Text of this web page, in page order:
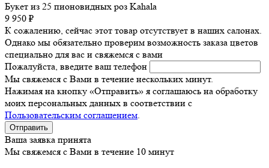
Букет из 25 пионовидных роз Kahala
9 950 ₽
К сожалению, сейчас этот товар отсутствует в наших салонах.
Однако мы обязательно проверим возможность заказа цветов
специально для вас и свяжемся с вами
Пожалуйста, введите ваш телефон
Мы свяжемся с Вами в течение нескольких минут.
Нажимая на кнопку «Отправить» я соглашаюсь на обработку
моих персональных данных в соответствии с
Пользовательским соглашением.
Ваша заявка принята
Мы свяжемся с Вами в течение 10 минут